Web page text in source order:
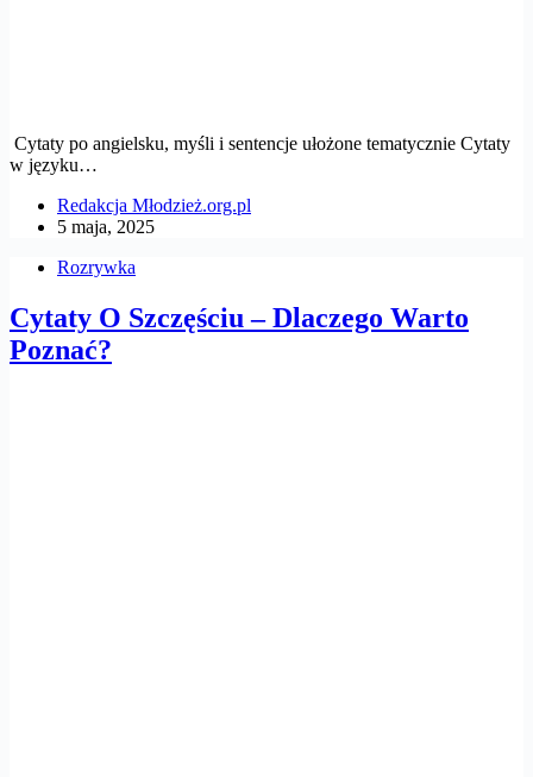
Cytaty po angielsku, myśli i sentencje ułożone tematycznie Cytaty
w języku…
Redakcja Młodzież.org.pl
5 maja, 2025
Rozrywka
Cytaty O Szczęściu – Dlaczego Warto
Poznać?